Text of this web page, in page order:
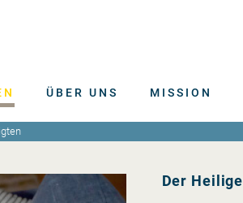
ÜBER UNS MISSION
Der